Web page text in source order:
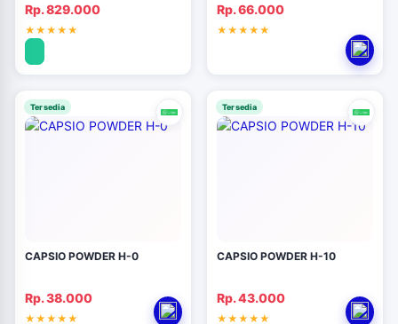
Rp. 829.000 Rp. 66.000
Tersedia
CAPSIO POWDER H-0
Rp. 38.000
Tersedia
CAPSIO POWDER H-10
Rp. 43.000